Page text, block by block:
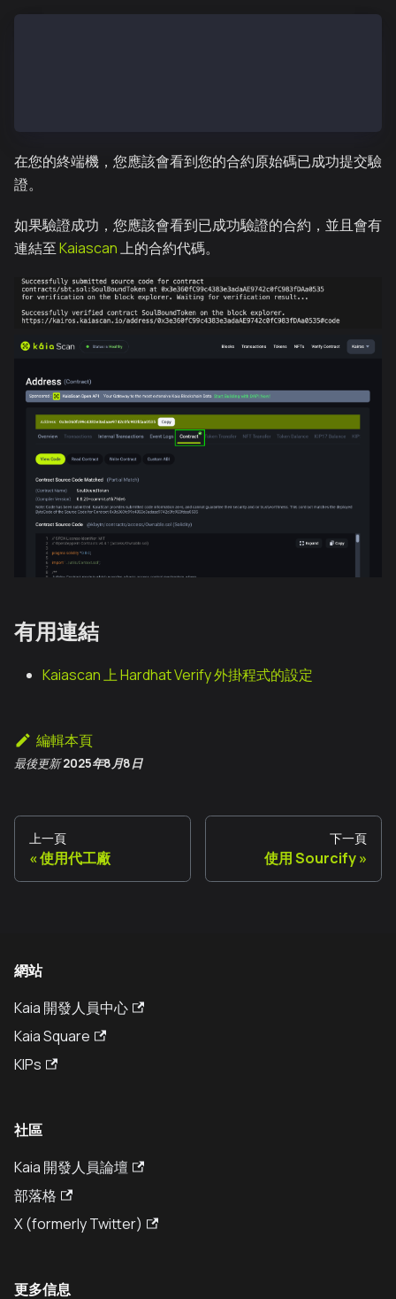
在您的終端機，您應該會看到您的合約原始碼已成功提交驗
證。
如果驗證成功，您應該會看到已成功驗證的合約，並且會有
連結至Kaiascan上的合約代碼。
有用連結
Kaiascan 上 Hardhat Verify 外掛程式的設定
編輯本頁
最後更新 2025年8月8日
上一頁
使用代工廠
下一頁
使用 Sourcify
網站
Kaia 開發人員中心
Kaia Square
KIPs
社區
Kaia 開發人員論壇
部落格
X (formerly Twitter)
更多信息